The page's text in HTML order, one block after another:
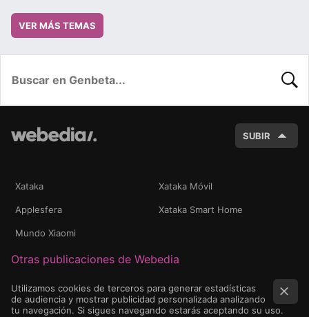
VER MÁS TEMAS
SUBIR
Xataka Xataka Móvil
Applesfera Xataka Smart Home
Mundo Xiaomi
Otras publicaciones de Webedia
Utilizamos cookies de terceros para generar estadísticas
de audiencia y mostrar publicidad personalizada analizando
tu navegación. Si sigues navegando estarás aceptando su uso.